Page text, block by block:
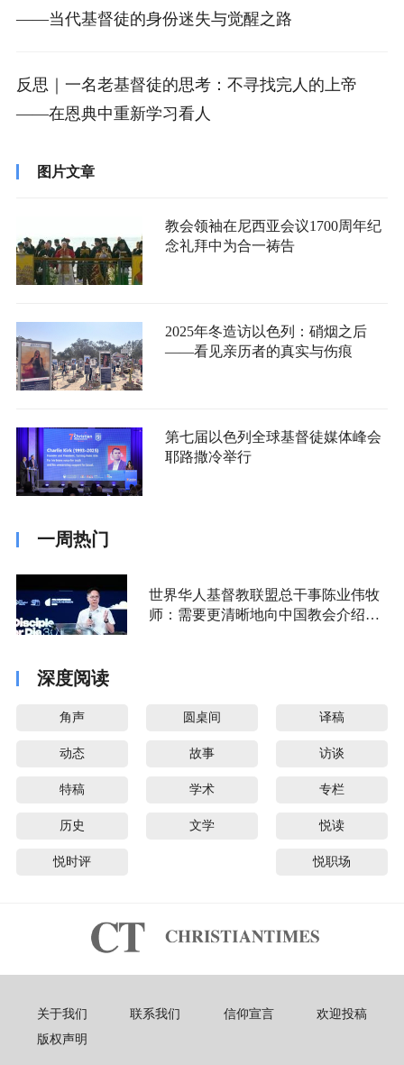
——当代基督徒的身份迷失与觉醒之路
反思｜一名老基督徒的思考：不寻找完人的上帝
——在恩典中重新学习看人
图片文章
教会领袖在尼西亚会议1700周年纪
念礼拜中为合一祷告
2025年冬造访以色列：硝烟之后
——看见亲历者的真实与伤痕
第七届以色列全球基督徒媒体峰会
耶路撒冷举行
一周热门
世界华人基督教联盟总干事陈业伟牧
师：需要更清晰地向中国教会介绍福
深度阅读
角声 圆桌间 译稿
动态 故事 访谈
特稿 学术 专栏
历史 文学 悦读
悦时评 悦职场
关于我们 联系我们 信仰宣言
欢迎投稿
版权声明